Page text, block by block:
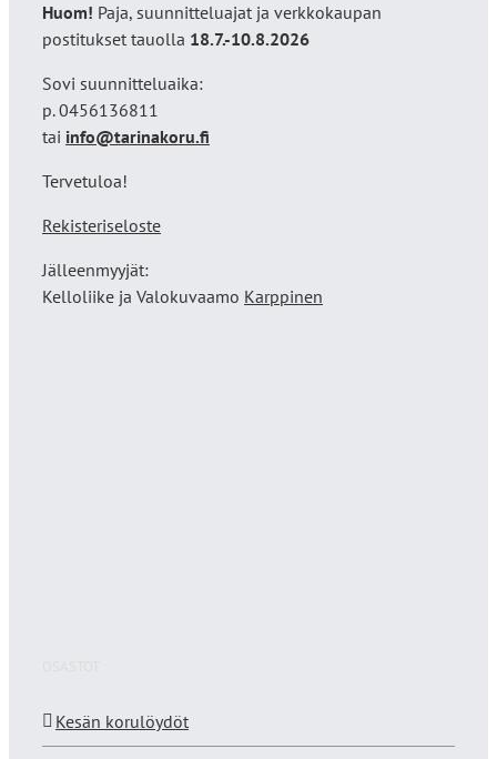
Huom! Paja, suunnitteluajat ja verkkokaupan
postitukset tauolla 18.7.-10.8.2026
Sovi suunnitteluaika:
p. 0456136811
tai info@tarinakoru.fi
Tervetuloa!
Rekisteriseloste
Jälleenmyyjät:
Kelloliike ja Valokuvaamo Karppinen
Kesän korulöydöt